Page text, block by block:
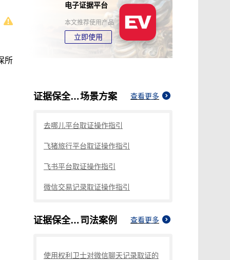
所
电子证据平台
本文推荐使用产品
立即使用
证据保全的担保条件有哪些要求场景方案 查看更多
去哪儿平台取证操作指引
飞猪旅行平台取证操作指引
飞书平台取证操作指引
微信交易记录取证操作指引
证据保全的担保条件有哪些要求 司法案例 查看更多
使用权利卫士对微信聊天记录取证的